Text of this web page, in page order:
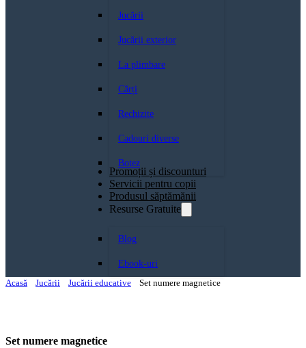
Jucării
Jucării exterior
La plimbare
Cărți
Rechizite
Cadouri diverse
Botez
Promoții și discounturi
Servicii pentru copii
Produsul săptămănii
Resurse Gratuite
Blog
Ebook-uri
Acasă
Jucării Jucării educative Set numere magnetice
Set numere magnetice